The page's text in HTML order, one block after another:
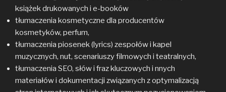
książek drukowanych i e-booków
tłumaczenia kosmetyczne dla producentów
kosmetyków, perfum,
tłumaczenia piosenek (lyrics) zespołów i kapel
muzycznych, nut, scenariuszy filmowych i teatralnych,
tłumaczenia SEO, słów i fraz kluczowych i nnych
materiałów i dokumentacji związanych z optymalizacją